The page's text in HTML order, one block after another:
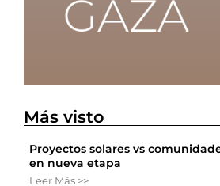
Más visto
Proyectos solares vs
en nueva etapa
Leer Más >>